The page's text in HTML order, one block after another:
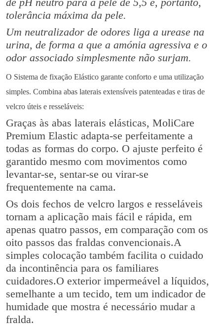
tolerância máxima da pele.
Um neutralizador de odores liga a urease na
urina, de forma a que a amónia agressiva e o
odor associado simplesmente não surjam.
O Sistema de fixação Elástico garante conforto e uma utilização
simples. Combina abas laterais extensíveis patenteadas e tiras de
velcro úteis e resseláveis:
Graças às abas laterais elásticas, MoliCare
Premium Elastic adapta-se perfeitamente a
todas as formas do corpo. O ajuste perfeito é
garantido mesmo com movimentos como
levantar-se, sentar-se ou virar-se
frequentemente na cama.
Os dois fechos de velcro largos e resseláveis
tornam a aplicação mais fácil e rápida, em
apenas quatro passos, em comparação com os
oito passos das fraldas convencionais.A
simples colocação também facilita o cuidado
da incontinência para os familiares
cuidadores.O exterior impermeável a líquidos,
semelhante a um tecido, tem um indicador de
humidade que mostra é necessário mudar a
fralda.